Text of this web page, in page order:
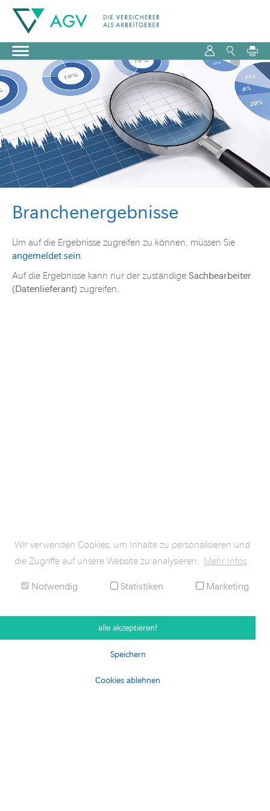
Branchenergebnisse
Um auf die Ergebnisse zugreifen zu können, müssen Sie
angemeldet sein
Auf die Ergebnisse kann nur der zuständige Sachbearbeiter
(Datenlieferant) zugreifen.
Wir verwenden Cookies, um Inhalte zu personalisieren und
die Zugriffe auf unsere Website zu analysieren.
Mehr Infos
Notwendig Statistiken Marketing
alle akzeptieren!
Speichern
Cookies ablehnen